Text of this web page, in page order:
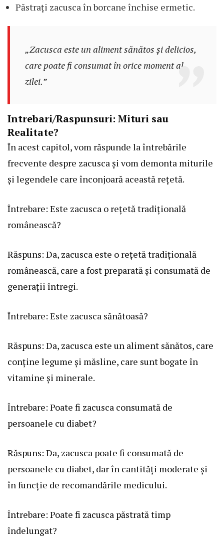
Păstrați zacusca în borcane închise ermetic.
„Zacusca este un aliment sănătos și delicios,
care poate fi consumat în orice moment al
zilei.”
Intrebari/Raspunsuri: Mituri sau
Realitate?
În acest capitol, vom răspunde la întrebările
frecvente despre zacusca și vom demonta miturile
și legendele care înconjoară această rețetă.
Întrebare: Este zacusca o rețetă tradițională
românească?
Răspuns: Da, zacusca este o rețetă tradițională
românească, care a fost preparată și consumată de
generații întregi.
Întrebare: Este zacusca sănătoasă?
Răspuns: Da, zacusca este un aliment sănătos, care
conține legume și măsline, care sunt bogate în
vitamine și minerale.
Întrebare: Poate fi zacusca consumată de
persoanele cu diabet?
Răspuns: Da, zacusca poate fi consumată de
persoanele cu diabet, dar în cantități moderate și
în funcție de recomandările medicului.
Întrebare: Poate fi zacusca păstrată timp
îndelungat?